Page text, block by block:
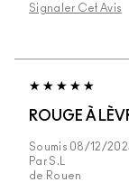
Signaler Cet Avis
ROUGE À
Soumis 08/12/
Par S.L
de Rouen